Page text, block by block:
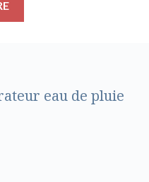
eau de pluie